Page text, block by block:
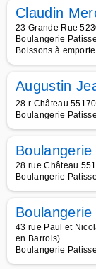
Claudin
23 Grande Rue
Boulangerie
Boissons à
Augustin
28 r Château
Boulangerie
28 rue Château
Boulangerie
43 rue Paul et
en Barrois)
Boulangerie